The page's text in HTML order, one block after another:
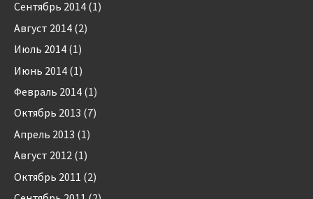
Сентябрь 2014 (1)
Август 2014 (2)
Июль 2014 (1)
Июнь 2014 (1)
Февраль 2014 (1)
Октябрь 2013 (7)
Апрель 2013 (1)
Август 2012 (1)
Октябрь 2011 (2)